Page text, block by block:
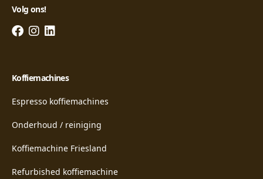
Volg ons!
Koffiemachines
Espresso koffiemachines
Onderhoud / reiniging
Koffiemachine Friesland
Refurbished koffiemachine